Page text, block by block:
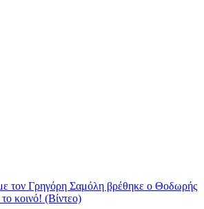
τον Γρηγόρη Σαμόλη βρέθηκε ο Θοδωρής
κοινό! (Βίντεο)